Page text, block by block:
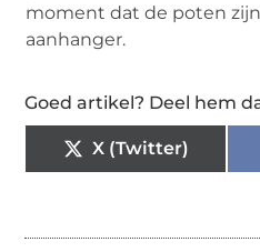
moment dat de poten
aanhanger.
Goed artikel? Deel hem
X (Twitter)